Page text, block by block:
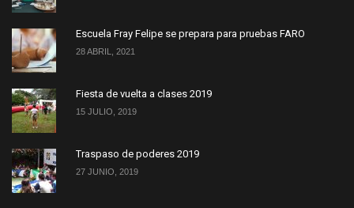
Escuela Fray Felipe se prepara para pruebas FARO
28 ABRIL, 2021
Fiesta de vuelta a clases 2019
15 JULIO, 2019
Traspaso de poderes 2019
27 JUNIO, 2019